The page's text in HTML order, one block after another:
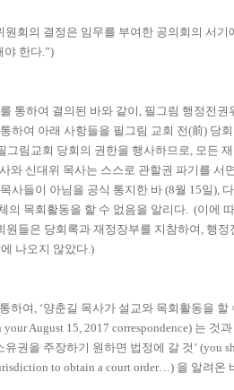
원회의 결 정은 임무를 부여 한 공의회의 서기
야 한다 .”)
통하여 결의된 바와 같이 필그림 행정전권
하여 아래 사항들을 필그림 교회 전(前) 당
그림교회 당회의 권한을 행사하므로
모든
와 신대위 목사는 스스로 관할권 파기를 서
사들이 아님을 공식 통지한 바 (8월 15일),
의 목회활동을 할 수 없음을 알리다 (이에
원들은 당회록과 재정장부를 지참하여 행정
나오지 않았다.)
하여 , ‘양춘길 목사가 설교와 목회활동을
your August 15, 2017 correspondence) 는 것과
유권을 주장하기 원하면 법정에 갈 것 ’ (you
to obtain a court order…) 을 알려온